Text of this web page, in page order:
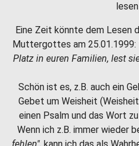
Eine Zeit könnte dem Lesen
Muttergottes am 25.01.1999:
Platz in euren Familien, lest
Schön ist es, z.B. auch ein
Gebet um Weisheit
einen Psalm und das Wort
Wenn ich z.B. immer wieder